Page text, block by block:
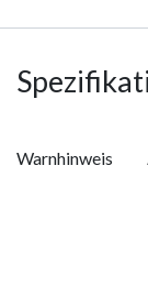
Warnhinweis